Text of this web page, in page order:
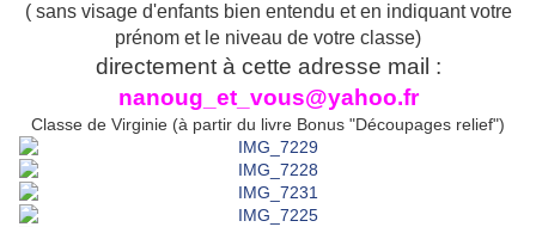
( sans visage d'enfants bien entendu et en indiquant votre
prénom et le niveau de votre classe)
directement à cette adresse mail :
nanoug_et_vous@yahoo.fr
Classe de Virginie (à partir du livre Bonus "Découpages relief")